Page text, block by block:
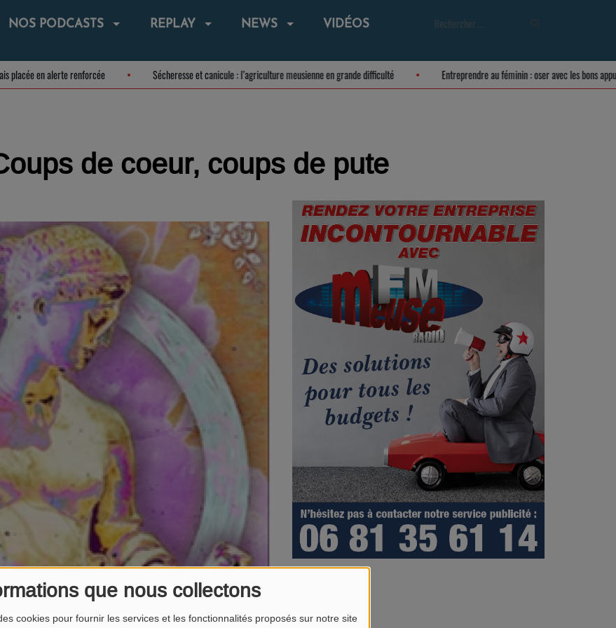
que nous collectons
cookies pour fournir les services et les fonctionnalités proposés sur notre site
NOS PODCASTS REPLAY NEWS VIDÉOS
placée en alerte renforcée Sécheresse et canicule : l’agriculture meusienne en grande difficulté Entreprendre au féminin : oser avec les
de coeur, coups de pute